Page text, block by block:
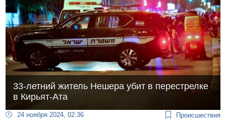
33-летний житель Нешера убит в перестрелке
в Кирьят-Ата
24 ноября 2024, 02:36 Происшествия